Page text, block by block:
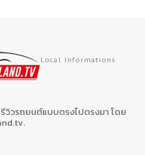
Local Informations
รีวิวรถยนต์แบบตรงไปตรงมา โดย